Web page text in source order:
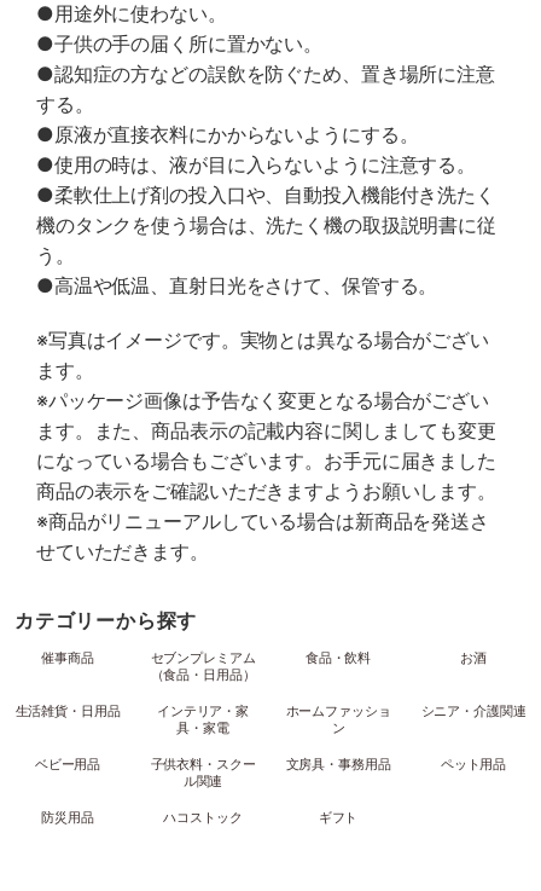
●用途外に使わない。
●子供の手の届く所に置かない。
●認知症の方などの誤飲を防ぐため、置き場所に注意
する。
●原液が直接衣料にかからないようにする。
●使用の時は、液が目に入らないように注意する。
●柔軟仕上げ剤の投入口や、自動投入機能付き洗たく
機のタンクを使う場合は、洗たく機の取扱説明書に従
う。
●高温や低温、直射日光をさけて、保管する。
※写真はイメージです。実物とは異なる場合がござい
ます。
※パッケージ画像は予告なく変更となる場合がござい
ます。また、商品表示の記載内容に関しましても変更
になっている場合もございます。お手元に届きました
商品の表示をご確認いただきますようお願いします。
※商品がリニューアルしている場合は新商品を発送さ
せていただきます。
カテゴリーから探す
催事商品
セブンプレミアム
（食品・日用品）
食品・飲料 お酒
生活雑貨・日用品
インテリア・家
具・家電
ホームファッショ
ン
シニア・介護関連
ベビー用品
子供衣料・スクー
ル関連
文房具・事務用品 ペット用品
防災用品 ハコストック ギフト